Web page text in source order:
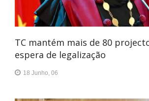
TC mantém mais de 80
espera de legalização
18 Junho, 06